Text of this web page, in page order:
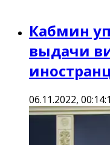
Кабмин
выдачи
06.11.2022,